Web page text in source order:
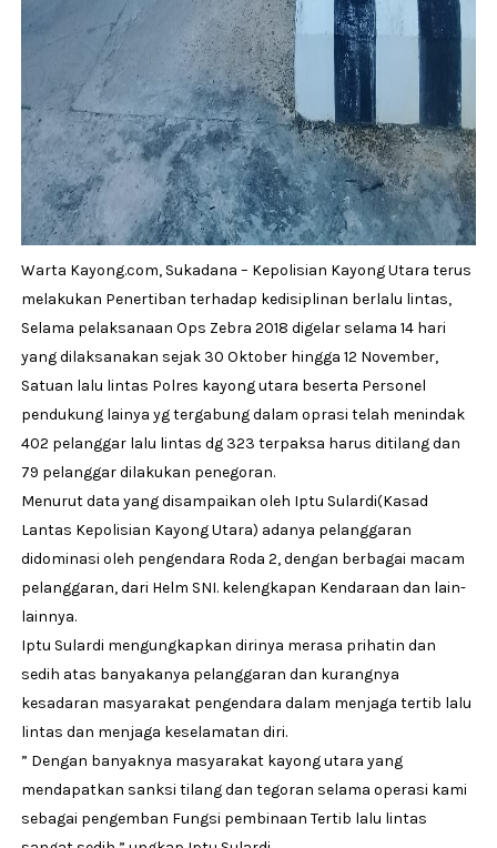
Warta Kayong.com, Sukadana – Kepolisian Kayong Utara terus
melakukan Penertiban terhadap kedisiplinan berlalu lintas,
Selama pelaksanaan Ops Zebra 2018 digelar selama 14 hari
yang dilaksanakan sejak 30 Oktober hingga 12 November,
Satuan lalu lintas Polres kayong utara beserta Personel
pendukung lainya yg tergabung dalam oprasi telah menindak
402 pelanggar lalu lintas dg 323 terpaksa harus ditilang dan
79 pelanggar dilakukan penegoran.
Menurut data yang disampaikan oleh Iptu Sulardi(Kasad
Lantas Kepolisian Kayong Utara) adanya pelanggaran
didominasi oleh pengendara Roda 2, dengan berbagai macam
pelanggaran, dari Helm SNI. kelengkapan Kendaraan dan lain-
lainnya.
Iptu Sulardi mengungkapkan dirinya merasa prihatin dan
sedih atas banyakanya pelanggaran dan kurangnya
kesadaran masyarakat pengendara dalam menjaga tertib lalu
lintas dan menjaga keselamatan diri.
” Dengan banyaknya masyarakat kayong utara yang
mendapatkan sanksi tilang dan tegoran selama operasi kami
sebagai pengemban Fungsi pembinaan Tertib lalu lintas